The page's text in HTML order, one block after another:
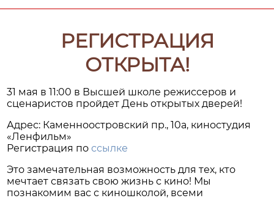
РЕГИСТРАЦИЯ
ОТКРЫТА!
31 мая в 11:00 в Высшей школе режиссеров и
сценаристов пройдет День открытых дверей!
Адрес: Каменноостровский пр., 10а, киностудия
«Ленфильм»
Регистрация поссылке
Это замечательная возможность для тех, кто
мечтает связать свою жизнь с кино! Мы
познакомим вас с киношколой, всеми